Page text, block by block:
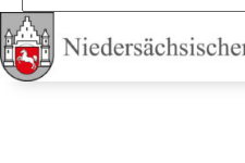
eingeben...